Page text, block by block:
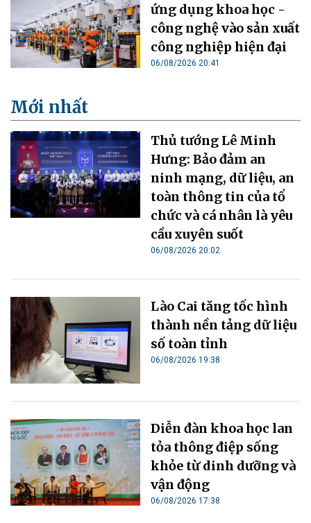
ứng dụng khoa học -
công nghệ vào sản xuất
công nghiệp hiện đại
06/08/2026 20:41
Mới nhất
Thủ tướng Lê Minh
Hưng: Bảo đảm an
ninh mạng, dữ liệu, an
toàn thông tin của tổ
chức và cá nhân là yêu
cầu xuyên suốt
06/08/2026 20:02
Lào Cai tăng tốc hình
thành nền tảng dữ liệu
số toàn tỉnh
06/08/2026 19:38
Diễn đàn khoa học lan
tỏa thông điệp sống
khỏe từ dinh dưỡng và
vận động
06/08/2026 17:38